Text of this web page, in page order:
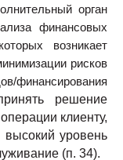
орган
финансовых
возникает
рисков
финансирования
решение
клиенту,
высокий уровень
(п. 34).